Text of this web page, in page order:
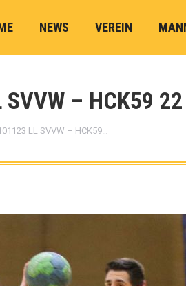
NEWS VEREIN
– HCK59 22
sich hier:
LL SVVW – HCK59…